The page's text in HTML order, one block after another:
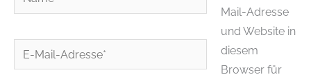
E-
Mail-
Mail-Adresse
und Website in
diesem
Browser für